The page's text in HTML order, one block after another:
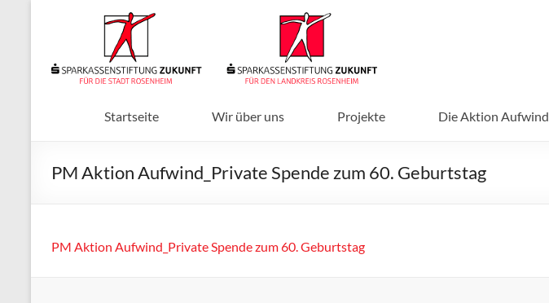
Sparkassenstiftungen
Zukunft
Rosenheim
Startseite Wir über uns Projekte Die Aktion Aufwind
PM Aktion Aufwind_Private Spende zum 60. Geburtstag
PM Aktion Aufwind_Private Spende zum 60. Geburtstag